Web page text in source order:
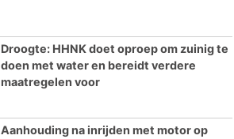
Droogte: HHNK doet oproep om zuinig te
doen met water en bereidt verdere
maatregelen voor
Aanhouding na inrijden met motor op